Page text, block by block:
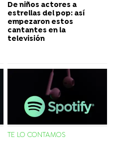
De niños actores a
estrellas del pop: así
empezaron estos
cantantes en la
televisión
TE LO CONTAMOS